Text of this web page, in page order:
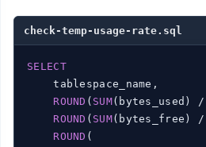
check-temp-usage-rate.sql
SELECT
    tablespace_name,
ROUND ( SUM(bytes_used) /
ROUND ( SUM(bytes_free) /
ROUND (